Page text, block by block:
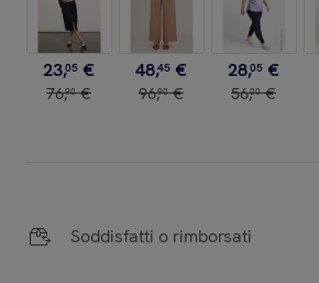
23,05 €
76,90 €
48,45 €
96,90 €
28,05 €
56,00 €
Soddisfatti o rimborsati